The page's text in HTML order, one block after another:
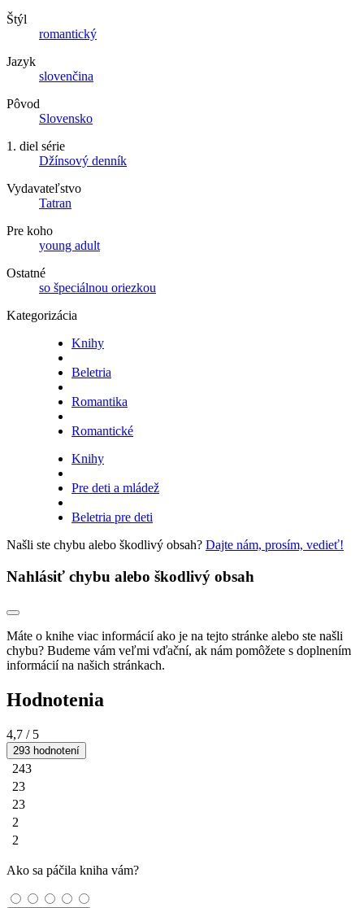
Štýl
romantický
Jazyk
slovenčina
Pôvod
Slovensko
1. diel série
Džínsový denník
Vydavateľstvo
Tatran
Pre koho
young adult
Ostatné
so špeciálnou oriezkou
Kategorizácia
Knihy
Beletria
Romantika
Romantické
Knihy
Pre deti a mládež
Beletria pre deti
Našli ste chybu alebo škodlivý obsah? Dajte nám, prosím, vedieť!
Nahlásiť chybu alebo škodlivý obsah
Máte o knihe viac informácií ako je na tejto stránke alebo ste našli
chybu? Budeme vám veľmi vďační, ak nám pomôžete s doplnením
informácií na našich stránkach.
Hodnotenia
4,7 / 5
293 hodnotení
243
23
23
2
2
Ako sa páčila kniha vám?